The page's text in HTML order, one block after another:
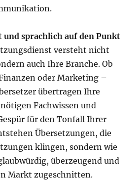
und sprachlich auf den Punkt
versteht nicht
auch Ihre Branche. Ob
oder Marketing –
übertragen Ihre
Fachwissen und
für den Tonfall Ihrer
Übersetzungen, die
klingen, sondern wie
überzeugend und
Markt zugeschnitten.